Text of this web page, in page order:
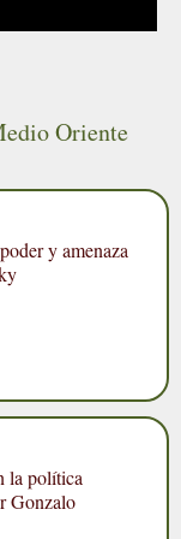
Oriente
y amenaza
la política
Gonzalo